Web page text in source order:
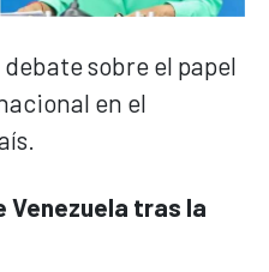
sobre el papel
en el
tras la